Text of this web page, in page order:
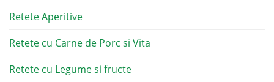
Retete Aperitive
Retete cu Carne de Porc si Vita
Retete cu Legume si fructe